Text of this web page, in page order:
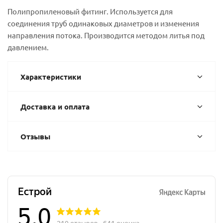
Полипропиленовый фитинг. Используется для
соединения труб одинаковых диаметров и изменения
направления потока. Производится методом литья под
давлением.
Характеристики
Доставка и оплата
Отзывы